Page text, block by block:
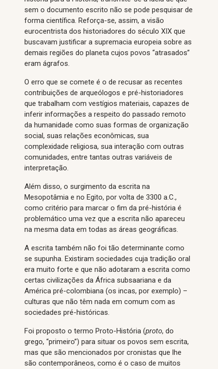
sem o documento escrito não se pode pesquisar de
forma científica. Reforça-se, assim, a visão
eurocentrista dos historiadores do século XIX que
buscavam justificar a supremacia europeia sobre as
demais regiões do planeta cujos povos “atrasados”
eram ágrafos.
O erro que se comete é o de recusar as recentes
contribuições de arqueólogos e pré-historiadores
que trabalham com vestígios materiais, capazes de
inferir informações a respeito do passado remoto
da humanidade como suas formas de organização
social, suas relações econômicas, sua
complexidade religiosa, sua interação com outras
comunidades, entre tantas outras variáveis de
interpretação.
Além disso, o surgimento da escrita na
Mesopotâmia e no Egito, por volta de 3300 a.C.,
como critério para marcar o fim da pré-história é
problemático uma vez que a escrita não apareceu
na mesma data em todas as áreas geográficas.
A escrita também não foi tão determinante como
se supunha. Existiram sociedades cuja tradição oral
era muito forte e que não adotaram a escrita como
certas civilizações da África subsaariana e da
América pré-colombiana (os incas, por exemplo) –
culturas que não têm nada em comum com as
sociedades pré-históricas.
Foi proposto o termo Proto-História (proto, do
grego, “primeiro”) para situar os povos sem escrita,
mas que são mencionados por cronistas que lhe
são contemporâneos, como é o caso de muitos